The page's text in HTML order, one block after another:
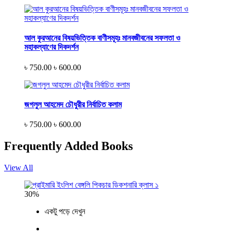
আল কুরআনের বিষয়ভিত্তিক বাণীসমূহঃ মানবজীবনের সফলতা ও
মহাকল্যাণের দিকদর্শন
৳ 750.00 ৳ 600.00
জগলুল আহমেদ চৌধুরীর নির্বাচিত কলাম
৳ 750.00 ৳ 600.00
Frequently Added Books
View All
30%
একটু পড়ে দেখুন